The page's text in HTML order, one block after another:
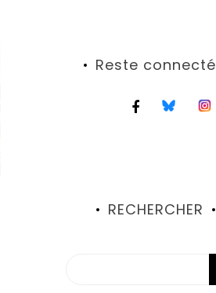
Reste connecté
RECHERCHER